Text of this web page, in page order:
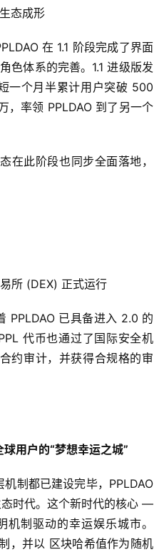
态成形
在 1.1 阶段完成了界面
色体系的完善。1.1 进级版发
一个月半累计用户突破 500
，率领 PPLDAO 到了另一个
在此阶段也同步全面落地，
所 (DEX) 正式运行
PPLDAO 已具备进入 2.0 的
代币也通过了国际安全机
约审计，并获得合规格的审
用户的“梦想幸运之城”
制都已建设完毕，PPLDAO
时代。这个新时代的核心 —
制驱动的幸运娱乐城市。
，并以 区块哈希值作为随机